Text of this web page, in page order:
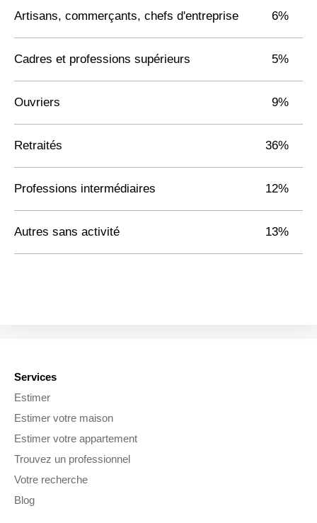
Artisans, commerçants, chefs d'entreprise 6%
Cadres et professions supérieurs 5%
Ouvriers 9%
Retraités 36%
Professions intermédiaires 12%
Autres sans activité 13%
Services
Estimer
Estimer votre maison
Estimer votre appartement
Trouvez un professionnel
Votre recherche
Blog